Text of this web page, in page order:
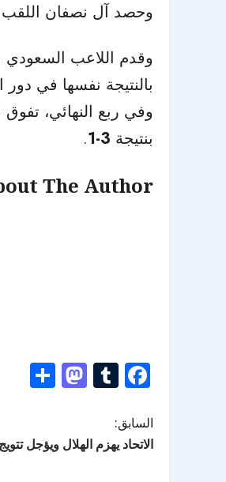
وحصد آل نصفان اللقب
وقدم اللاعب السعودي
بالنتيجة نفسها في دور
وفي ربع النهائي،
بنتيجة 3-1
.
The Author
Facebook
Tumblr
السابق:
الاتحاد يهزم الهلال ويؤجل